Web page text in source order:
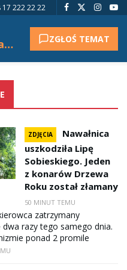
17 222 22 22
Nie udało się pobrać tytułu. ZGŁOŚ TEMAT
ZDJĘCIA
Nawałnica
uszkodziła Lipę
Sobieskiego. Jeden
z konarów Drzewa
Roku został złamany
50 MINUT TEMU
zatrzymany
dwa razy tego samego dnia.
ponad 2 promile